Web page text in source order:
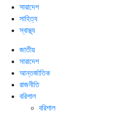
সারাদেশ
সাহিত্য
স্বাস্থ্য
জাতীয়
সারাদেশ
আন্তর্জাতিক
রাজনীতি
বরিশাল
বরিশাল